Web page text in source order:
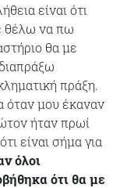
είναι ότι
θέλω να πω
θα με
πράξη.
μου έκαναν
ήταν πρωί
είναι σήμα για
όλοι
ότι θα με